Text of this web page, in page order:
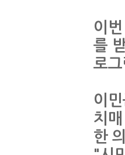
이
를
로
이
치
한